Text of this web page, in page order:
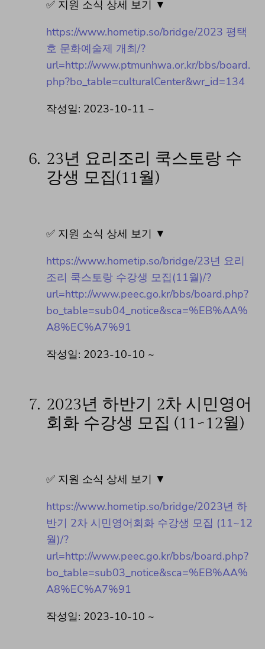
✅ 지원 소식 상세 보기 ▼
https://www.hometip.so/bridge/2023 평택
호 문화예술제 개최/?
url=http://www.ptmunhwa.or.kr/bbs/board.
php?bo_table=culturalCenter&wr_id=134
작성일: 2023-10-11 ~
6. 23년 요리조리 쿡스토랑 수
강생 모집(11월)
✅ 지원 소식 상세 보기 ▼
https://www.hometip.so/bridge/23년 요리
조리 쿡스토랑 수강생 모집(11월)/?
url=http://www.peec.go.kr/bbs/board.php?
bo_table=sub04_notice&sca=%EB%AA%
A8%EC%A7%91
작성일: 2023-10-10 ~
7. 2023년 하반기 2차 시민영어
회화 수강생 모집 (11~12월)
✅ 지원 소식 상세 보기 ▼
https://www.hometip.so/bridge/2023년 하
반기 2차 시민영어회화 수강생 모집 (11~12
월)/?
url=http://www.peec.go.kr/bbs/board.php?
bo_table=sub03_notice&sca=%EB%AA%
A8%EC%A7%91
작성일: 2023-10-10 ~